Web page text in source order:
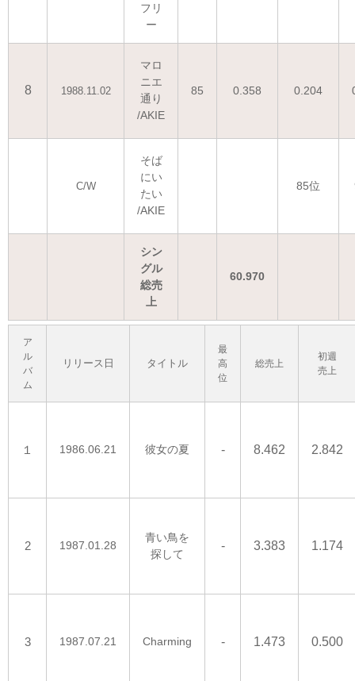
フリ
ー
8 1988.11.02
マロ
ニエ
通り
/AKIE
85 0.358 0.204
C/W
そば
にい
たい
/AKIE
85位
シン
グル
総売
上
60.970
ア
ル
バ
ム
リリース日 タイトル
最
高
位
総売上
初週
売上
１ 1986.06.21 彼女の夏 - 8.462 2.842
2 1987.01.28
青い鳥を
探して
- 3.383 1.174
3 1987.07.21 Charming - 1.473 0.500